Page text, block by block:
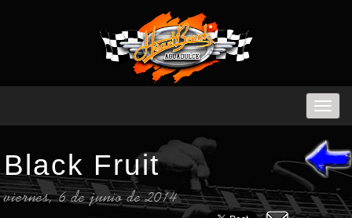
Black Fruit
viernes, 6 de junio de 2014